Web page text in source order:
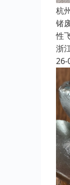
杭
锗
性
浙
26-